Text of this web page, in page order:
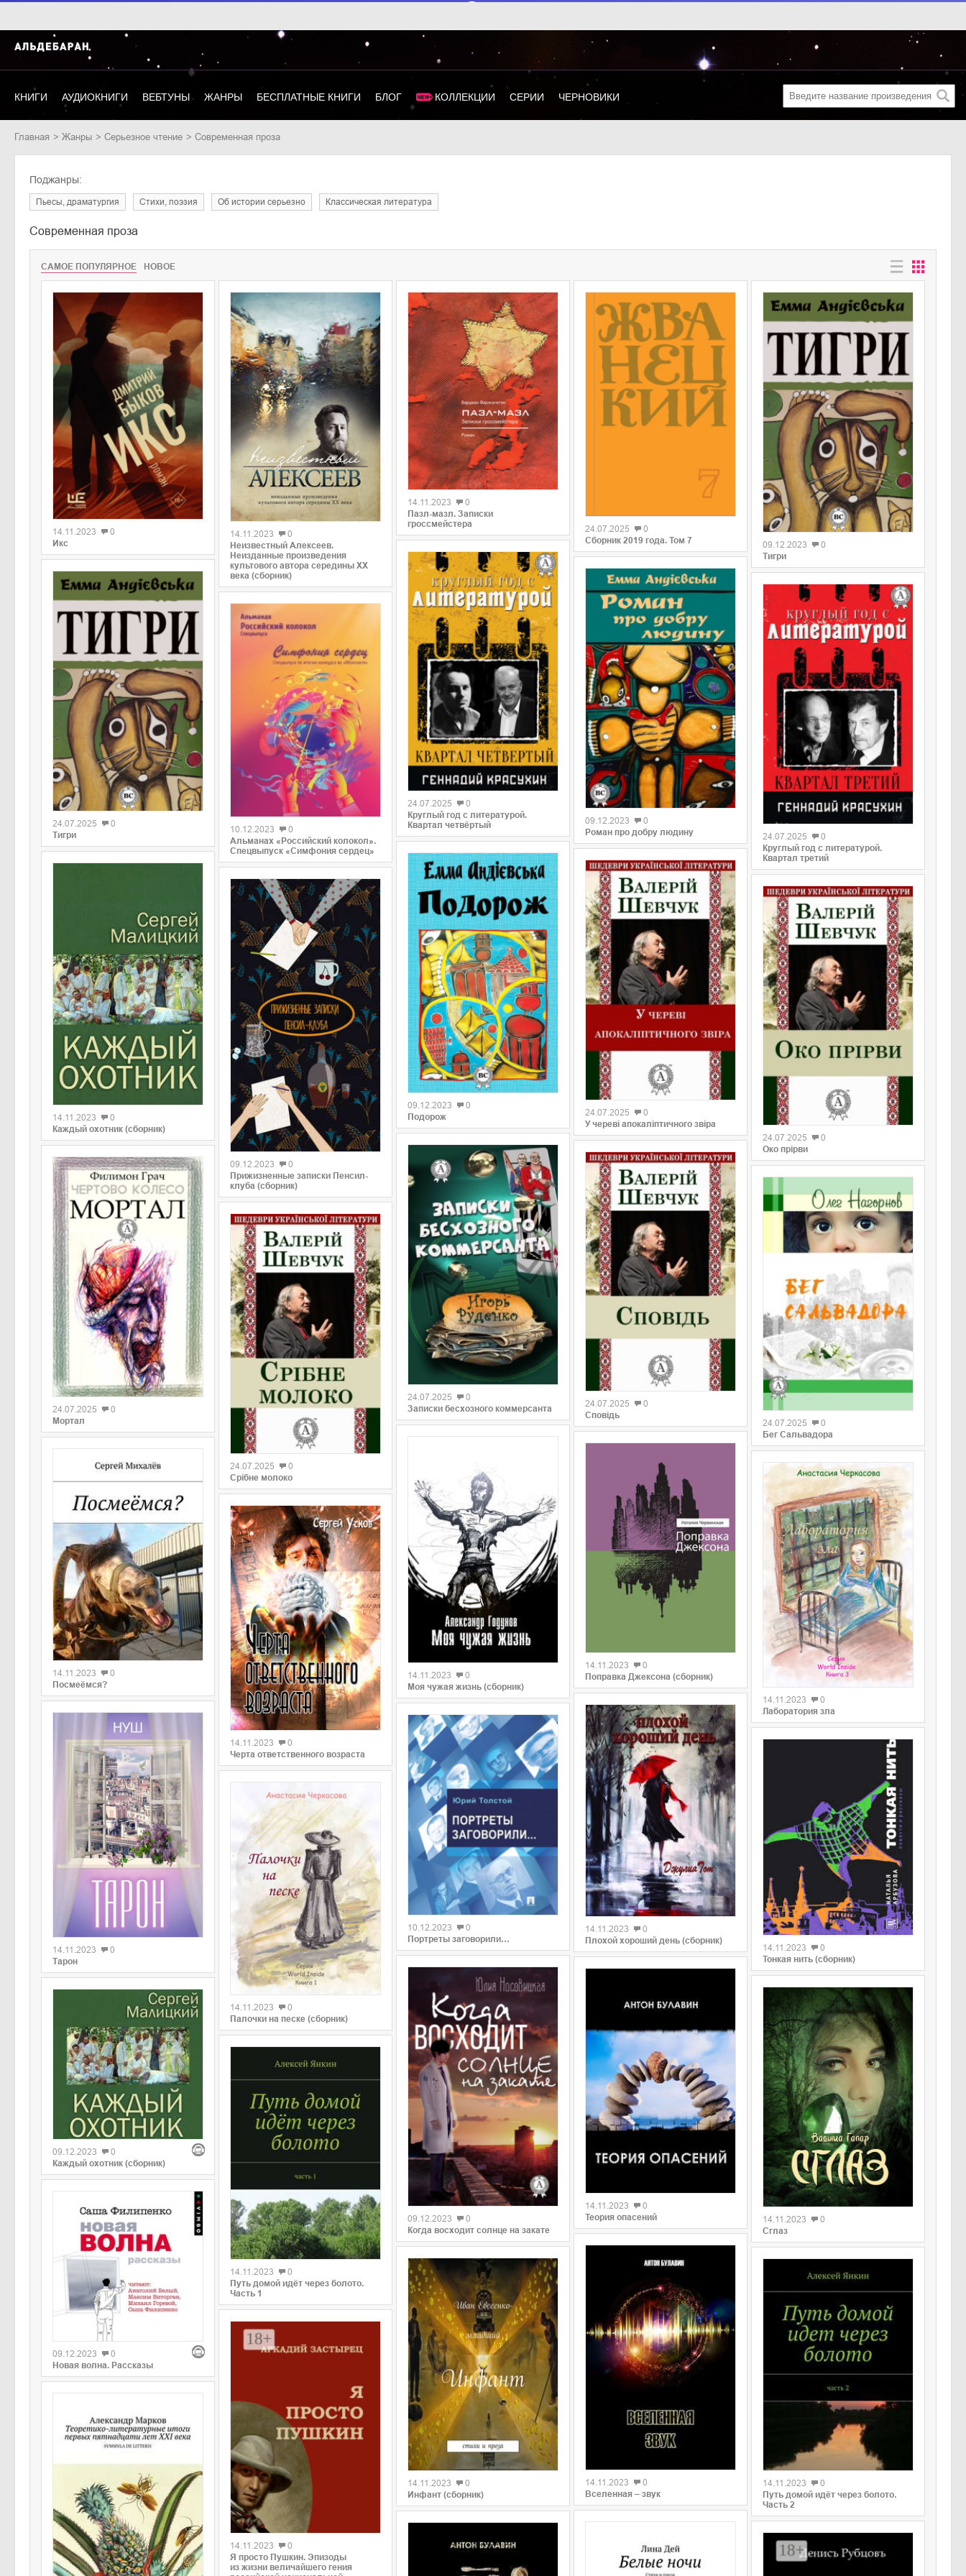
КНИГИ АУДИОКНИГИ ВЕБТУНЫ ЖАНРЫ БЕСПЛАТНЫЕ КНИГИ БЛОГ КОЛЛЕКЦИИ СЕРИИ ЧЕРНОВИКИ
Главная Жанры серьезное чтение Современная проза
Поджанры:
пьесы, драматургия cтихи, поэзия об истории серьезно классическая литература
Современная проза
САМОЕ ПОПУЛЯРНОЕ НОВОЕ
0
14.11.2023
0
Икс
24.07.2025
0
Тигри
14.11.2023
0
Каждый охотник (сборник)
0
24.07.2025
0
Мортал
0
14.11.2023
0
Посмеёмся?
14.11.2023
0
Тарон
09.12.2023
0
Каждый охотник (сборник)
09.12.2023
0
Новая волна. Рассказы
0
14.11.2023
0
Неизвестный Алексеев.
Неизданные произведения
культового автора середины XX
века (сборник)
10.12.2023
0
Альманах «Российский колокол».
Спецвыпуск «Симфония сердец»
0
09.12.2023
0
Прижизненные записки Пенсил-
клуба (сборник)
24.07.2025
0
Срібне молоко
0
14.11.2023
0
Черта ответственного возраста
14.11.2023
0
Палочки на песке (сборник)
0
14.11.2023
0
Путь домой идёт через болото.
Часть 1
0
14.11.2023
0
Я просто Пушкин. Эпизоды
из жизни величайшего гения
0
14.11.2023
0
Пазл-мазл. Записки
гроссмейстера
24.07.2025
0
Круглый год с литературой.
Квартал четвёртый
0
09.12.2023
0
Подорож
24.07.2025
0
Записки бесхозного коммерсанта
14.11.2023
0
Моя чужая жизнь (сборник)
10.12.2023
0
Портреты заговорили…
09.12.2023
0
Когда восходит солнце на закате
0
14.11.2023
0
Инфант (сборник)
24.07.2025
0
Сборник 2019 года. Том 7
0
09.12.2023
0
Роман про добру людину
24.07.2025
0
У череві апокаліптичного звіра
24.07.2025
0
Сповідь
14.11.2023
0
Поправка Джексона (сборник)
14.11.2023
0
Плохой хороший день (сборник)
14.11.2023
0
Теория опасений
14.11.2023
0
Вселенная – звук
09.12.2023
0
Тигри
24.07.2025
0
Круглый год с литературой.
Квартал третий
24.07.2025
0
Око прірви
24.07.2025
0
Бег Сальвадора
14.11.2023
0
Лаборатория зла
0
14.11.2023
0
Тонкая нить (сборник)
0
14.11.2023
0
Сглаз
14.11.2023
0
Путь домой идёт через болото.
Часть 2